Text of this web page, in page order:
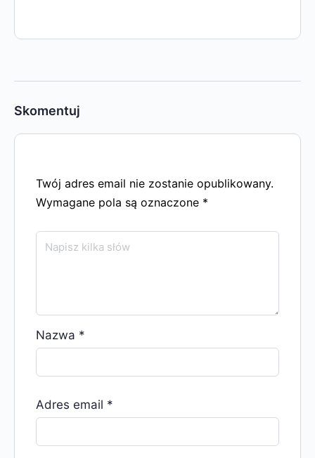
Skomentuj
Twój adres email nie zostanie opublikowany.
Wymagane pola są oznaczone *
Nazwa *
Adres email *